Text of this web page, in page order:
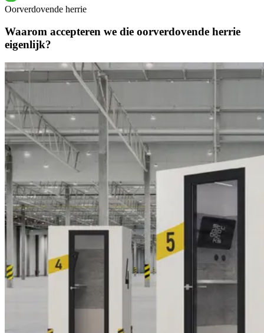
Oorverdovende herrie
Waarom accepteren we die oorverdovende herrie
eigenlijk?